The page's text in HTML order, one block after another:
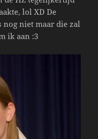
lol XD De
nog niet maar die zal
ik aan :3